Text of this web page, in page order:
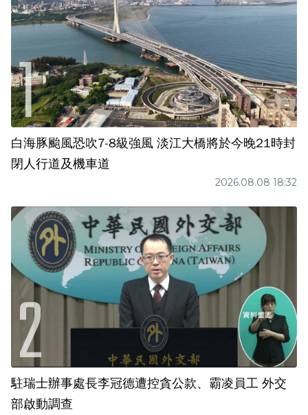
白海豚颱風恐吹7-8級強風 淡江大橋將於今晚21時封
閉人行道及機車道
2026.08.08 18:32
駐瑞士辦事處長李冠德遭控貪公款、霸凌員工 外交
部啟動調查